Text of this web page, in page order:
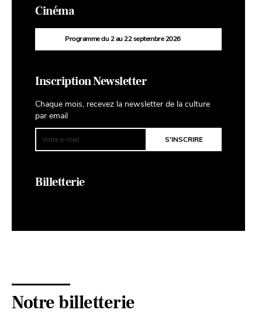
Cinéma
Programme du 2 au 22 septembre 2026
Inscription Newsletter
Chaque mois, recevez la newsletter de la culture
par email
Billetterie
Notre billetterie